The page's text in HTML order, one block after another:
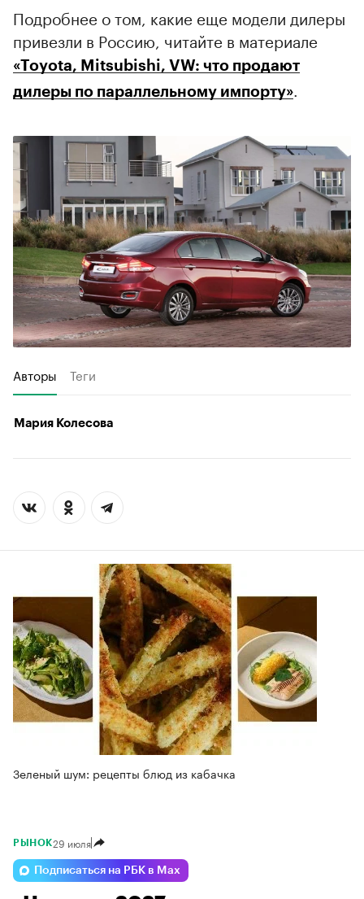
Подробнее о том, какие еще модели дилеры
привезли в Россию, читайте в материале
«Toyota, Mitsubishi, VW: что продают
дилеры по параллельному импорту».
Авторы Теги
Мария Колесова
Зеленый шум: рецепты блюд из кабачка
РЫНОК29 июля
Подписаться на РБК в Max